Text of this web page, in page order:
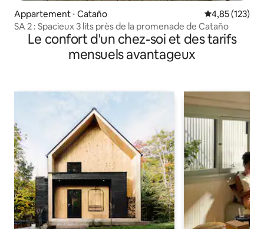
Appartement ⋅ Cataño Évaluation
4,85 (123)
SA 2 : Spacieux 3 lits près de la promenade de Cataño
Le confort d'un chez-soi et des tarifs
mensuels avantageux